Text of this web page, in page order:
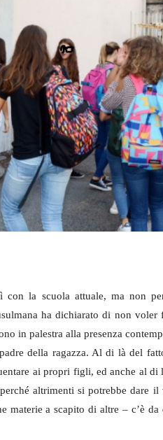
con la scuola attuale, ma non
ha dichiarato di non voler
in palestra alla presenza
della ragazza. Al di là del
ai propri figli, ed anche al di
altrimenti si potrebbe dare il
materie a scapito di altre – c’è da